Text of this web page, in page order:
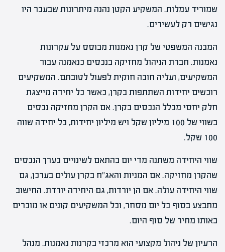
שמוריד עמלות. המשקיע הקטן נהנה מיתרונות שבעבר היו
נגישים רק לעשירים.
המבנה המשפטי של קרן נאמנות מבוסס על עקרונות
נאמנות. חברת הניהול מחזיקה בנכסים כנאמנה עבור
המשקיעים, ועליה חובה חוקית לפעול לטובתם. המשקיעים
רוכשים יחידות השתתפות בקרן, כאשר כל יחידה מייצגת
חלק יחסי מכלל הנכסים בקרן. אם הקרן מחזיקה נכסים
בשווי של 100 מיליון שקל ויש מיליון יחידות, כל יחידה שווה
100 שקל.
שווי היחידה משתנה מדי יום בהתאם לשינויים בערך הנכסים
שהקרן מחזיקה. אם המניות והאג"ח בקרן עולים בערכן, גם
שווי היחידה עולה. אם הן יורדות, גם היחידה יורדת. החישוב
מתבצע בסוף כל יום מסחר, וכל המשקיעים קונים או מוכרים
באותו מחיר של סוף היום.
הרעיון של ניהול מקצועי הוא מרכזי בקרנות נאמנות. מנהל